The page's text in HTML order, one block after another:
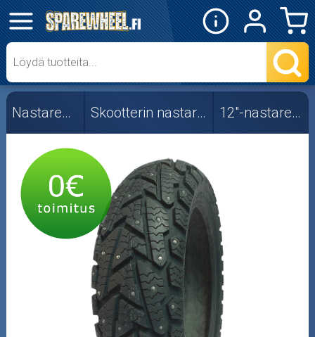
✕
Mopon osat
Skootterin osat
Crossipyörän osat
Moottoripyörän osat
Moottorikelkan osat
Mopoauton osat
Mönkijän osat
Puutarha ja metsä
Nastarenkaat Skootterin nastarenkaat 12"-nastarenkaat